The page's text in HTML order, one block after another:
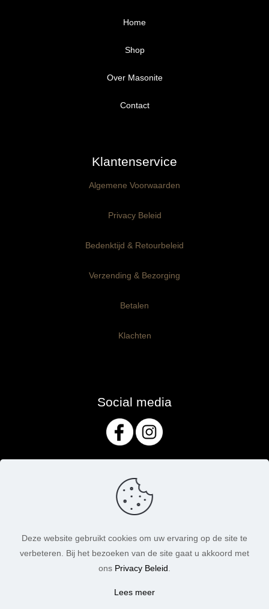
Home
Shop
Alle producten
Proefpakket
3mm dik
6mm dik
Kant-en-Klaar panelen
3mm dik
6mm dik
Ophangklaar panelen
Maatwerk
Over Masonite
Contact
Klantenservice
Algemene Voorwaarden
Privacy Beleid
Bedenktijd & Retourbeleid
Verzending & Bezorging
Betalen
Klachten
Social media
© MasoniteArt. Alle rechten voorbehouden. 2026 |
Deze website gebruikt cookies om uw ervaring op de site te
verbeteren. Bij het bezoeken van de site gaat u akkoord met
ons Privacy Beleid
Lees meer